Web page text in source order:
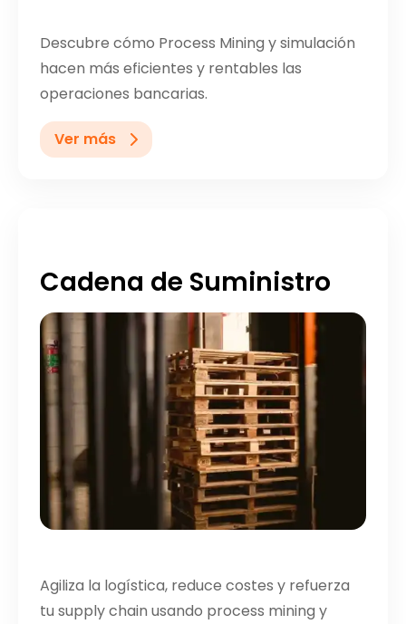
Descubre cómo Process Mining y simulación
hacen más eficientes y rentables las
operaciones bancarias.
Ver más
Cadena de Suministro
Agiliza la logística, reduce costes y refuerza
tu supply chain usando process mining y